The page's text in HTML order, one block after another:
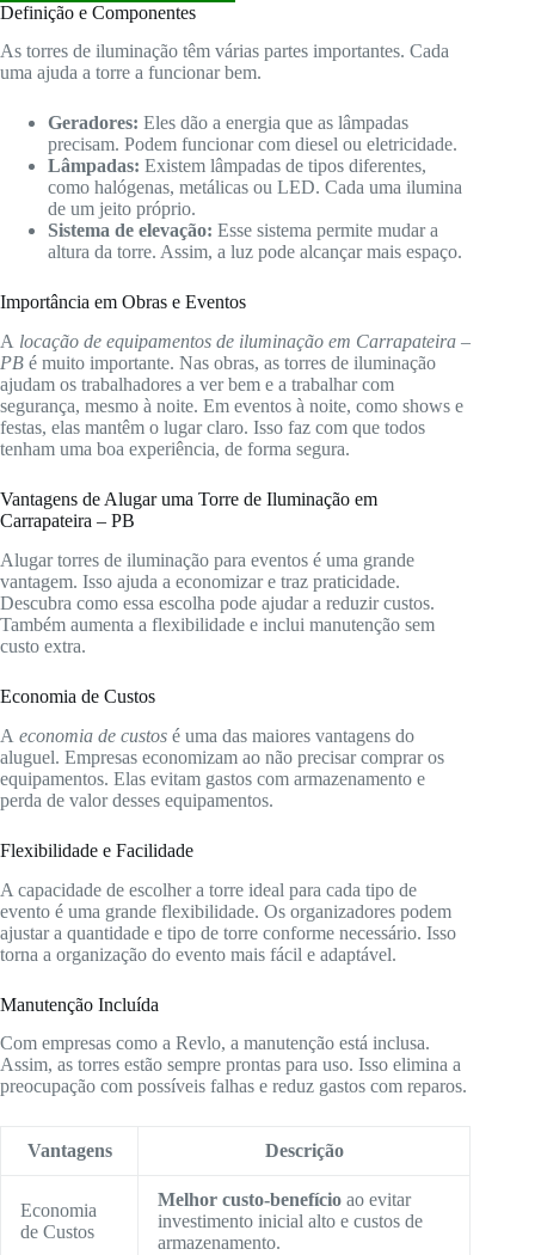
Definição e Componentes
As torres de iluminação têm várias partes importantes. Cada
uma ajuda a torre a funcionar bem.
Geradores: Eles dão a energia que as lâmpadas
precisam. Podem funcionar com diesel ou eletricidade.
Lâmpadas: Existem lâmpadas de tipos diferentes,
como halógenas, metálicas ou LED. Cada uma ilumina
de um jeito próprio.
Sistema de elevação: Esse sistema permite mudar a
altura da torre. Assim, a luz pode alcançar mais espaço.
Importância em Obras e Eventos
A locação de equipamentos de iluminação em Carrapateira –
PB é muito importante. Nas obras, as torres de iluminação
ajudam os trabalhadores a ver bem e a trabalhar com
segurança, mesmo à noite. Em eventos à noite, como shows e
festas, elas mantêm o lugar claro. Isso faz com que todos
tenham uma boa experiência, de forma segura.
Vantagens de Alugar uma Torre de Iluminação em
Carrapateira – PB
Alugar torres de iluminação para eventos é uma grande
vantagem. Isso ajuda a economizar e traz praticidade.
Descubra como essa escolha pode ajudar a reduzir custos.
Também aumenta a flexibilidade e inclui manutenção sem
custo extra.
Economia de Custos
A economia de custos é uma das maiores vantagens do
aluguel. Empresas economizam ao não precisar comprar os
equipamentos. Elas evitam gastos com armazenamento e
perda de valor desses equipamentos.
Flexibilidade e Facilidade
A capacidade de escolher a torre ideal para cada tipo de
evento é uma grande flexibilidade. Os organizadores podem
ajustar a quantidade e tipo de torre conforme necessário. Isso
torna a organização do evento mais fácil e adaptável.
Manutenção Incluída
Com empresas como a Revlo, a manutenção está inclusa.
Assim, as torres estão sempre prontas para uso. Isso elimina a
preocupação com possíveis falhas e reduz gastos com reparos.
Vantagens Descrição
Economia
de Custos
Melhor custo-benefício ao evitar
investimento inicial alto e custos de
armazenamento.